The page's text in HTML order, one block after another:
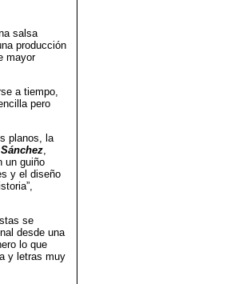
salsa
producción
mayor
a tiempo,
pero
planos, la
,
un guiño
y el diseño
se
desde una
lo que
y letras muy